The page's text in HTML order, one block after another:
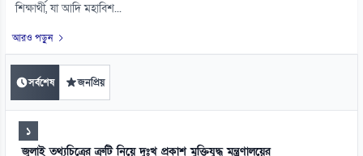
শিক্ষার্থী, যা আদি মহাবিশ...
আরও পড়ুন
সর্বশেষ জনপ্রিয়
১
জুলাই তথ্যচিত্রের ত্রুটি নিয়ে দুঃখ প্রকাশ মুক্তিযুদ্ধ মন্ত্রণালয়ের